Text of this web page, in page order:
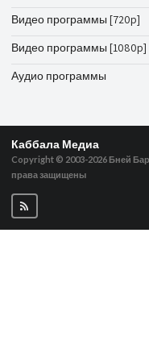
Видео программы [720p]
Видео программы [1080p]
Аудио программы
Каббала Медиа
Copyright © 2003-2026 Бней
права защищены